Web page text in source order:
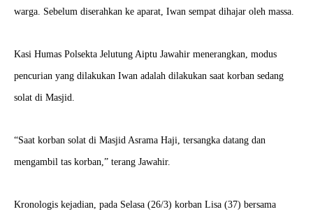
warga. Sebelum diserahkan ke aparat, Iwan sempat dihajar oleh massa.
Kasi Humas Polsekta Jelutung Aiptu Jawahir menerangkan, modus
pencurian yang dilakukan Iwan adalah dilakukan saat korban sedang
solat di Masjid.
“Saat korban solat di Masjid Asrama Haji, tersangka datang dan
mengambil tas korban,” terang Jawahir.
Kronologis kejadian, pada Selasa (26/3) korban Lisa (37) bersama